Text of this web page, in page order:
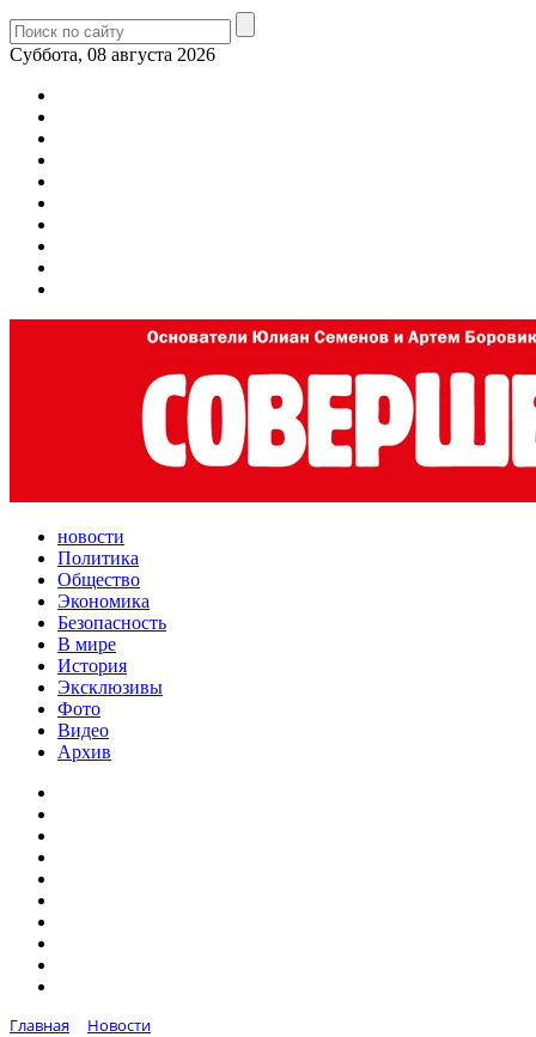
Суббота, 08 августа 2026
новости
Политика
Общество
Экономика
Безопасность
В мире
История
Эксклюзивы
Фото
Видео
Архив
Главная
Новости